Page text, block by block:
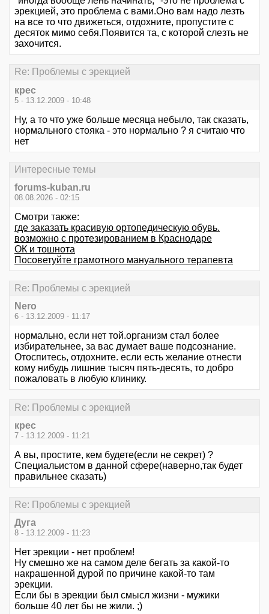
эрекцией, это проблема с вами.Оно вам надо лезть
на все то что движеться, отдохните, пропустите с
десяток мимо себя.Появится та, с которой слезть не
захочится.
Re: Проблемы с эрекцией
крес
5 - 13.12.2009 - 10:48
Ну, а то что уже больше месяца небыло, так сказать,
нормального стояка - это нормально ? я считаю что
нет
Интересные темы
forums-kuban.ru
08.08.2026 - 02:15
Смотри также:
где заказать красивую ортопедическую обувь.
возможно с протезированием в Краснодаре
ОК и тошнота
Посоветуйте грамотного мануального терапевта
Re: Проблемы с эрекцией
Nero
6 - 13.12.2009 - 11:17
нормально, если нет той.организм стал более
избирательнее, за вас думает ваше подсознание.
Отоспитесь, отдохните. если есть желание отнести
кому нибудь лишние тысяч пять-десять, то добро
пожаловать в любую клинику.
Re: Проблемы с эрекцией
крес
7 - 13.12.2009 - 11:21
А вы, простите, кем будете(если не секрет) ?
Специальистом в данной сфере(наверно,так будет
правильнее сказать)
Re: Проблемы с эрекцией
Дуга
8 - 13.12.2009 - 11:23
Нет эрекции - нет проблем!
Ну смешно же на самом деле бегать за какой-то
накрашенной дурой по причине какой-то там
эрекции.
Если бы в эрекции был смысл жизни - мужики
больше 40 лет бы не жили. ;)